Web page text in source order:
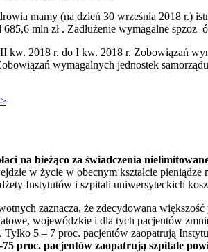
mamy (na dzień 30 września 2018 r.)
mln zł . Zadłużenie wymagalne
2018 r. do I kw. 2018 r. Zobowiązań
wymagalnych jednostek
na bieżąco za świadczenia
w życie w obecnym kształcie pieniądze
Instytutów i szpitali uniwersyteckich
zaznacza, że zdecydowana większość
wojewódzkie i dla tych pacjentów
5 – 7 proc. pacjentów zaopatrują
75 proc. pacjentów zaopatrują szpitale